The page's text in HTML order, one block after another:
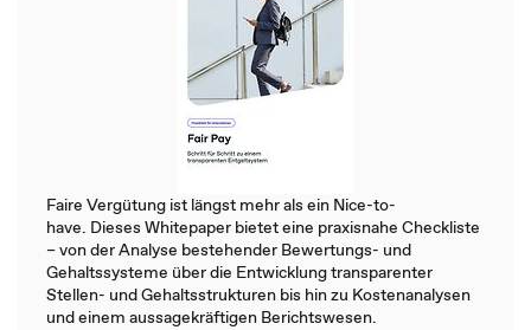
Faire Vergütung ist längst mehr als ein Nice-to-
have. Dieses Whitepaper bietet eine praxisnahe Checkliste
– von der Analyse bestehender Bewertungs- und
Gehaltssysteme über die Entwicklung transparenter
Stellen- und Gehaltsstrukturen bis hin zu Kostenanalysen
und einem aussagekräftigen Berichtswesen.